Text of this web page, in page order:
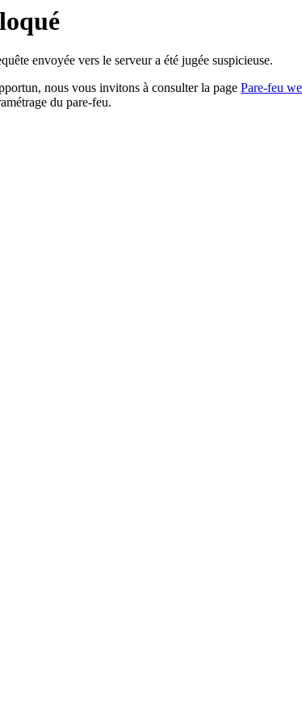
envoyée vers le serveur a été jugée suspicieuse.
nous vous invitons à consulter la page Pare-feu
du pare-feu.